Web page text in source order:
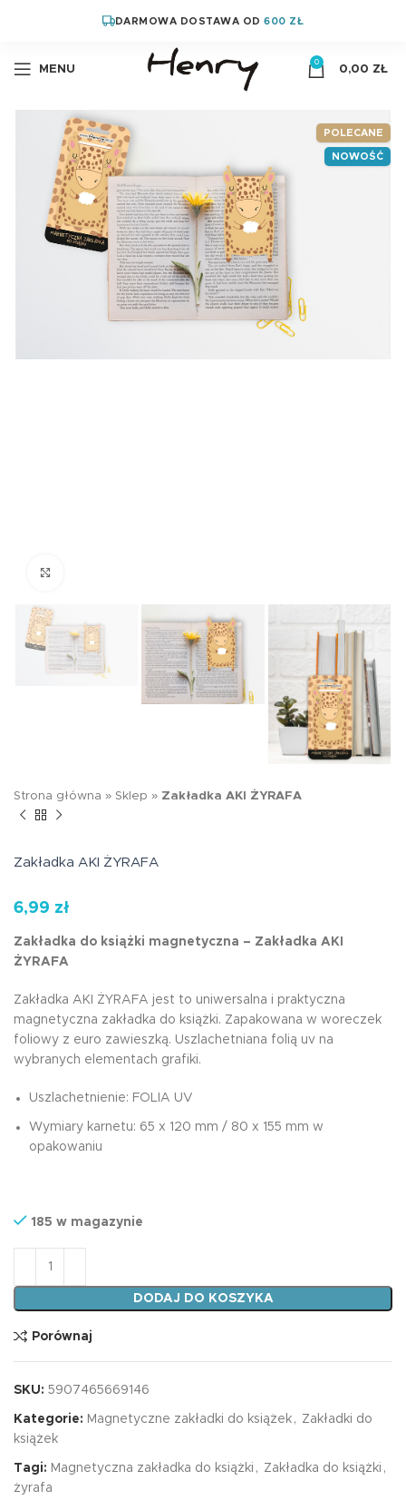
DARMOWA DOSTAWA OD600 ZŁ
MENU
0
0,00 ZŁ
POLECANE
NOWOŚĆ
Strona główna » Sklep » Zakładka AKI ŻYRAFA
Zakładka AKI ŻYRAFA
6,99 zł
Zakładka do książki magnetyczna – Zakładka AKI
ŻYRAFA
Zakładka AKI ŻYRAFA jest to uniwersalna i praktyczna
magnetyczna zakładka do książki. Zapakowana w woreczek
foliowy z euro zawieszką. Uszlachetniana folią uv na
wybranych elementach grafiki.
Uszlachetnienie: FOLIA UV
Wymiary karnetu: 65 x 120 mm / 80 x 155 mm w
opakowaniu
185 w magazynie
ilość Zakładka AKI ŻYRAFA
DODAJ DO KOSZYKA
Porównaj
SKU: 5907465669146
Kategorie: Magnetyczne zakładki do książek , Zakładki do
książek
Tagi: Magnetyczna zakładka do książki , Zakładka do książki ,
żyrafa